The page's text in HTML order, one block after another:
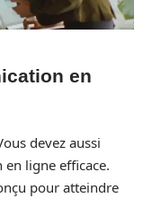
en
devez aussi
ligne efficace.
pour atteindre